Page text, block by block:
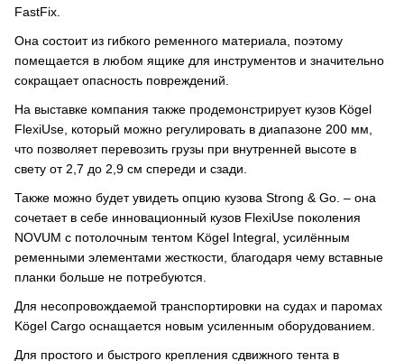
FastFix.
Она состоит из гибкого ременного материала, поэтому
помещается в любом ящике для инструментов и значительно
сокращает опасность повреждений.
На выставке компания также продемонстрирует кузов Kögel
FlexiUse, который можно регулировать в диапазоне 200 мм,
что позволяет перевозить грузы при внутренней высоте в
свету от 2,7 до 2,9 см спереди и сзади.
Также можно будет увидеть опцию кузова Strong & Go. – она
сочетает в себе инновационный кузов FlexiUse поколения
NOVUM с потолочным тентом Kögel Integral, усилённым
ременными элементами жесткости, благодаря чему вставные
планки больше не потребуются.
Для несопровождаемой транспортировки на судах и паромах
Kögel Cargo оснащается новым усиленным оборудованием.
Для простого и быстрого крепления сдвижного тента в